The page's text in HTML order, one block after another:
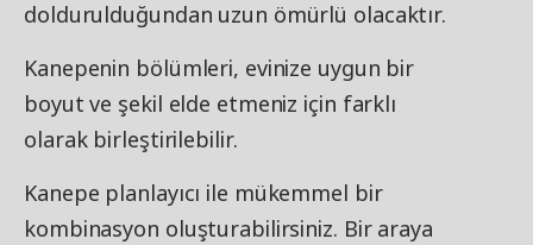
doldurulduğundan uzun ömürlü olacaktır.
Kanepenin bölümleri, evinize uygun bir
boyut ve şekil elde etmeniz için farklı
olarak birleştirilebilir.
Kanepe planlayıcı ile mükemmel bir
kombinasyon oluşturabilirsiniz. Bir araya